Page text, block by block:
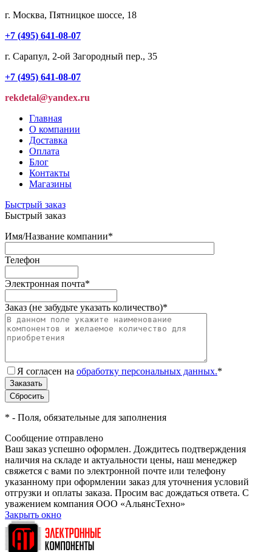
г. Москва, Пятницкое шоссе, 18
+7 (495) 641-08-07
г. Сарапул, 2-ой Загородный пер., 35
+7 (495) 641-08-07
rekdetal@yandex.ru
Главная
О компании
Доставка
Оплата
Блог
Контакты
Магазины
Быстрый заказ
Быстрый заказ
Имя/Название компании*
Телефон
Электронная почта*
Заказ (не забудьте указать количество)*
Я согласен на обработку персональных данных.*
* - Поля, обязательные для заполнения
Сообщение отправлено
Ваш заказ успешно оформлен. Дождитесь подтверждения
наличия на складе и актуальности цены, наш менеджер
свяжется с вами по электронной почте или телефону
указанному при оформлении заказ для уточнения условий
отгрузки и оплаты заказа. Просим вас дождаться ответа. С
уважением компания ООО «АльянсТехно»
Закрыть окно